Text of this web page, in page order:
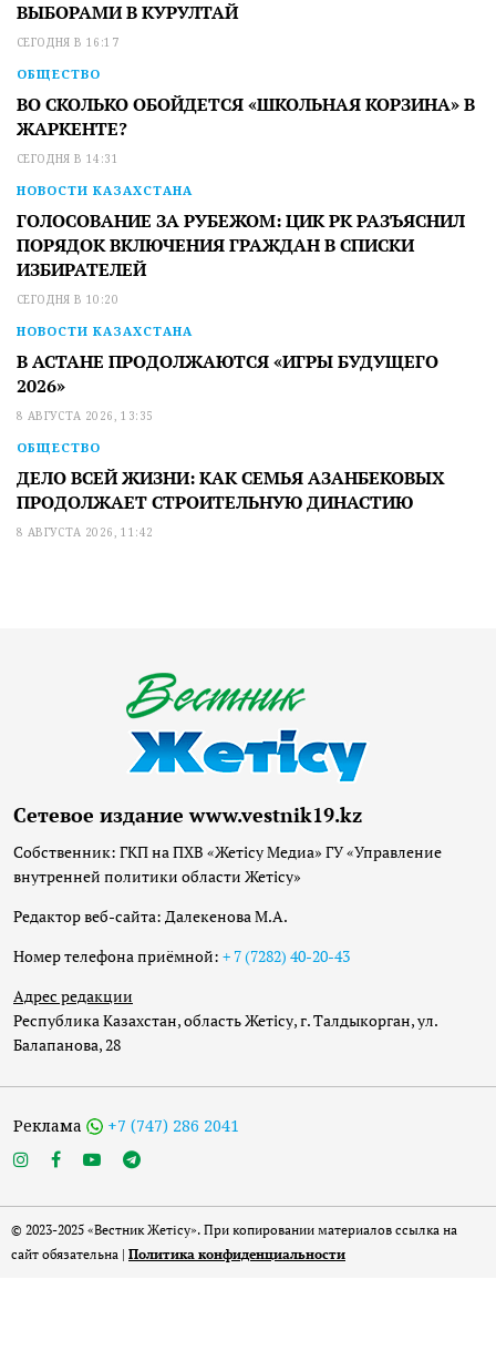
ВЫБОРАМИ В КУРУЛТАЙ
СЕГОДНЯ В 16:17
ОБЩЕСТВО
ВО СКОЛЬКО ОБОЙДЕТСЯ «ШКОЛЬНАЯ КОРЗИНА» В
ЖАРКЕНТЕ?
СЕГОДНЯ В 14:31
НОВОСТИ КАЗАХСТАНА
ГОЛОСОВАНИЕ ЗА РУБЕЖОМ: ЦИК РК РАЗЪЯСНИЛ
ПОРЯДОК ВКЛЮЧЕНИЯ ГРАЖДАН В СПИСКИ
ИЗБИРАТЕЛЕЙ
СЕГОДНЯ В 10:20
НОВОСТИ КАЗАХСТАНА
В АСТАНЕ ПРОДОЛЖАЮТСЯ «ИГРЫ БУДУЩЕГО
2026»
8 АВГУСТА 2026, 13:35
ОБЩЕСТВО
ДЕЛО ВСЕЙ ЖИЗНИ: КАК СЕМЬЯ АЗАНБЕКОВЫХ
ПРОДОЛЖАЕТ СТРОИТЕЛЬНУЮ ДИНАСТИЮ
8 АВГУСТА 2026, 11:42
Сетевое издание www.vestnik19.kz
Собственник: ГКП на ПХВ «Жетісу Медиа» ГУ «Управление
внутренней политики области Жетісу»
Редактор веб-сайта: Далекенова М.А.
Номер телефона приёмной: + 7 (7282) 40-20-43
Адрес редакции
Республика Казахстан, область Жетісу, г. Талдыкорган, ул.
Балапанова, 28
Реклама +7 (747) 286 2041
© 2023-2025 «Вестник Жетісу». При копировании материалов ссылка на
сайт обязательна | Политика конфиденциальности